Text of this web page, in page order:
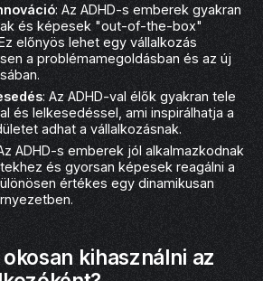
: Az ADHD-s emberek gyakran
és képesek "out-of-the-box"
előnyös lehet egy vállalkozás
a problémamegoldásban és az új
: Az ADHD-val élők gyakran tele
és lelkesedéssel, ami inspirálhatja a
adhat a vállalkozásnak.
ADHD-s emberek jól alkalmazkodnak
és gyorsan képesek reagálni a
értékes egy dinamikusan
kihasználni az